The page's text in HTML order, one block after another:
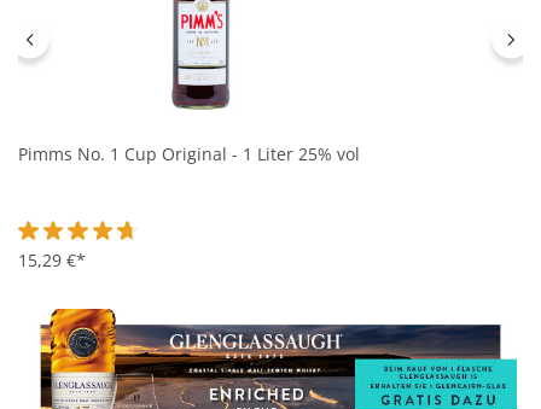
Pimms No. 1 Cup Original - 1 Liter 25% vol
Durchschnittliche Bewertung von 4.7 von 5 Sternen
15,29 €*